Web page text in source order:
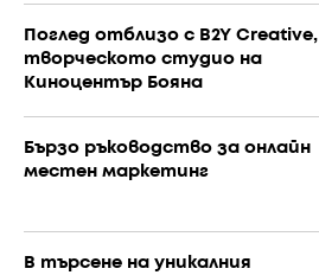
Поглед отблизо с B2Y Creative,
творческото студио на
Киноцентър Бояна
Бързо ръководство за онлайн
местен маркетинг
В търсене на уникалния